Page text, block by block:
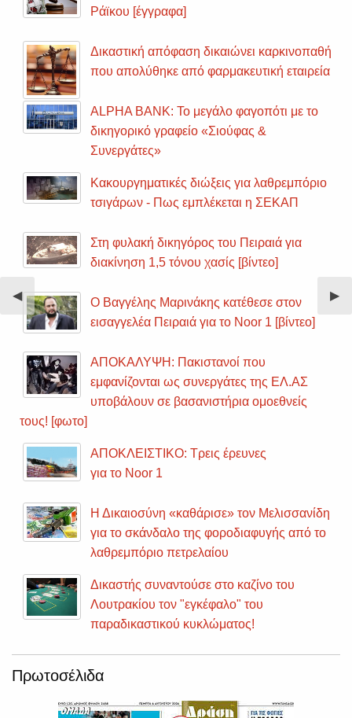
Previous
Slide
◀︎ ▶︎
Ράϊκου [έγγραφα]
Δικαστική απόφαση δικαιώνει καρκινοπαθή
που απολύθηκε από φαρμακευτική εταιρεία
ALPHA BANK: Το μεγάλο φαγοπότι με το
δικηγορικό γραφείο «Σιούφας &
Συνεργάτες»
Κακουργηματικές διώξεις για λαθρεμπόριο
τσιγάρων - Πως εμπλέκεται η ΣΕΚΑΠ
Στη φυλακή δικηγόρος του Πειραιά για
διακίνηση 1,5 τόνου χασίς [βίντεο]
Ο Βαγγέλης Μαρινάκης κατέθεσε στον
εισαγγελέα Πειραιά για το Noor 1 [βίντεο]
ΑΠΟΚΑΛΥΨΗ: Πακιστανοί που
εμφανίζονται ως συνεργάτες της ΕΛ.ΑΣ
υποβάλουν σε βασανιστήρια ομοεθνείς
τους! [φωτο]
ΑΠΟΚΛΕΙΣΤΙΚΟ: Τρεις έρευνες
για το Noor 1
Η Δικαιοσύνη «καθάρισε» τον Μελισσανίδη
για το σκάνδαλο της φοροδιαφυγής από το
λαθρεμπόριο πετρελαίου
Δικαστής συναντούσε στο καζίνο του
Λουτρακίου τον "εγκέφαλο" του
παραδικαστικού κυκλώματος!
Πρωτοσέλιδα